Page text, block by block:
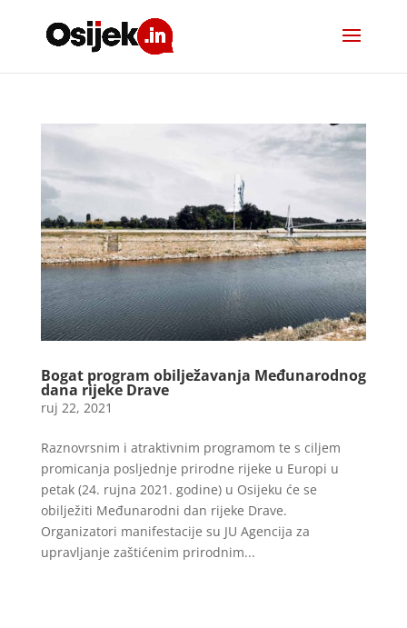
Bogat program obilježavanja Međunarodnog
dana rijeke Drave
ruj 22, 2021
Raznovrsnim i atraktivnim programom te s ciljem
promicanja posljednje prirodne rijeke u Europi u
petak (24. rujna 2021. godine) u Osijeku će se
obilježiti Međunarodni dan rijeke Drave.
Organizatori manifestacije su JU Agencija za
upravljanje zaštićenim prirodnim...